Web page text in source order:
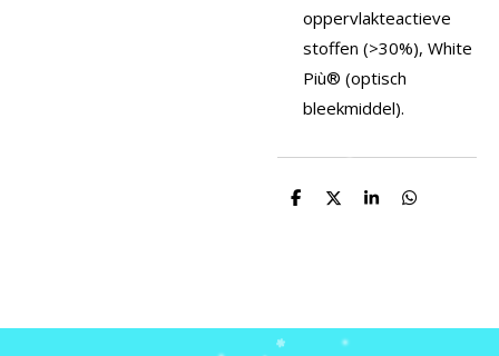
oppervlakteactieve
stoffen (>30%), White
Più® (optisch
bleekmiddel).
D
D
S
D